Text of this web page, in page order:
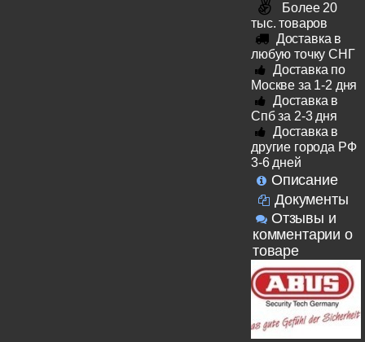
Более 20
тыс. товаров
Доставка в
любую точку СНГ
Доставка по
Москве за 1-2 дня
Доставка в
Спб за 2-3 дня
Доставка в
другие города РФ
3-6 дней
Описание
Документы
Отзывы и
комментарии о
товаре